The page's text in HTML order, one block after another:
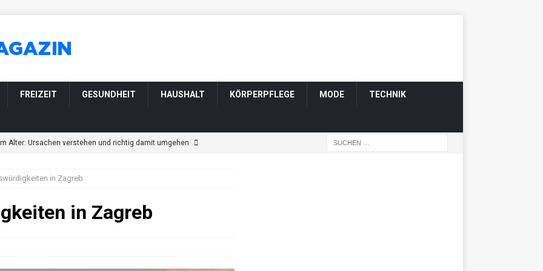
FREIZEIT GESUNDHEIT HAUSHALT KÖRPERPFLEGE MODE TECHNIK
Alter: Ursachen verstehen und richtig damit umgehen
im Alter: Welche harmlos sind und wann Sie zum Arzt sollten
bei Parkinson: Wenn sich Wesen und Gefühle
in Zagreb
in Zagreb